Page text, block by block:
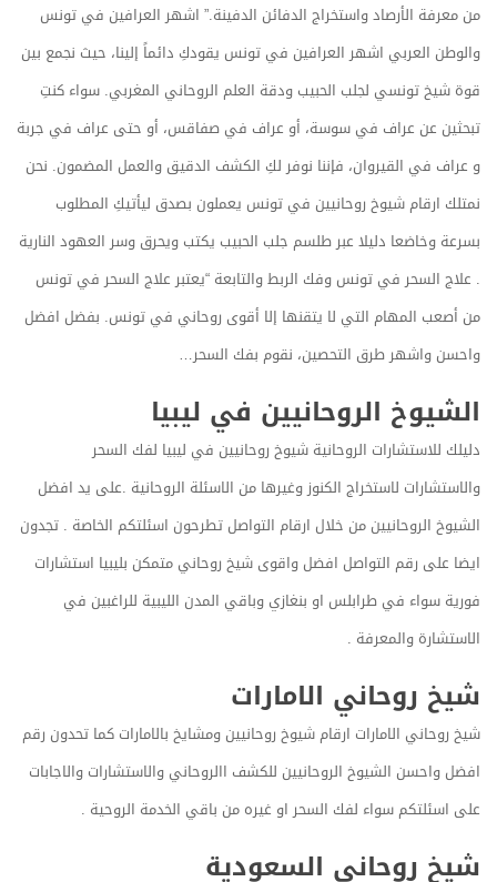
من معرفة الأرصاد واستخراج الدفائن الدفينة.” اشهر العرافين في تونس
والوطن العربي اشهر العرافين في تونس يقودكِ دائماً إلينا، حيث نجمع بين
قوة شيخ تونسي لجلب الحبيب ودقة العلم الروحاني المغربي. سواء كنتِ
تبحثين عن عراف في سوسة، أو عراف في صفاقس، أو حتى عراف في جربة
و عراف في القيروان، فإننا نوفر لكِ الكشف الدقيق والعمل المضمون. نحن
نمتلك ارقام شيوخ روحانيين في تونس يعملون بصدق ليأتيكِ المطلوب
بسرعة وخاضعا دليلا عبر طلسم جلب الحبيب يكتب ويحرق وسر العهود النارية
. علاج السحر في تونس وفك الربط والتابعة “يعتبر علاج السحر في تونس
من أصعب المهام التي لا يتقنها إلا أقوى روحاني في تونس. بفضل افضل
واحسن واشهر طرق التحصين، نقوم بفك السحر…
الشيوخ الروحانيين في ليبيا
دليلك للاستشارات الروحانية شيوخ روحانيين في ليبيا لفك السحر
والاستشارات لاستخراج الكنوز وغيرها من الاسئلة الروحانية .على يد افضل
الشيوخ الروحانيين من خلال ارقام التواصل تطرحون اسئلتكم الخاصة . تجدون
ايضا على رقم التواصل افضل واقوى شيخ روحاني متمكن بليبيا استشارات
فورية سواء في طرابلس او بنغازي وباقي المدن الليبية للراغبين في
الاستشارة والمعرفة .
شيخ روحاني الامارات
شيخ روحاني الامارات ارقام شيوخ روحانيين ومشايخ بالامارات كما تحدون رقم
افضل واحسن الشيوخ الروحانيين للكشف االروحاني والاستشارات والاجابات
على اسئلتكم سواء لفك السحر او غيره من باقي الخدمة الروحية .
شيخ روحاني السعودية